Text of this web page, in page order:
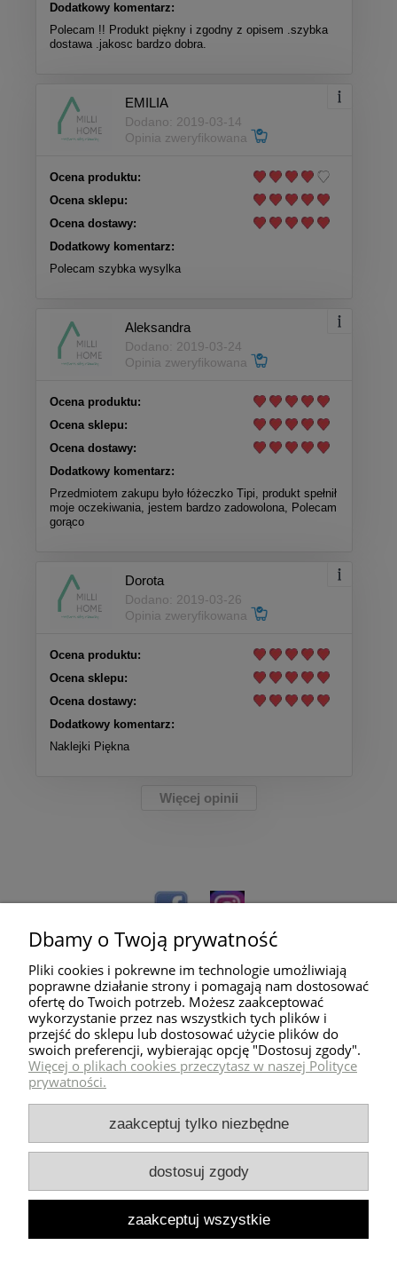
Dodatkowy komentarz:
Polecam !! Produkt piękny i zgodny z opisem .szybka
dostawa .jakosc bardzo dobra.
EMILIA
Dodano: 2019-03-14
Opinia zweryfikowana
Ocena produktu:
Ocena sklepu:
Ocena dostawy:
Dodatkowy komentarz:
Polecam szybka wysylka
Aleksandra
Dodano: 2019-03-24
Opinia zweryfikowana
Ocena produktu:
Ocena sklepu:
Ocena dostawy:
Dodatkowy komentarz:
Przedmiotem zakupu było łóżeczko Tipi, produkt spełnił
moje oczekiwania, jestem bardzo zadowolona, Polecam
gorąco
Dorota
Dodano: 2019-03-26
Opinia zweryfikowana
Ocena produktu:
Ocena sklepu:
Ocena dostawy:
Dodatkowy komentarz:
Naklejki Piękna
Więcej opinii
Pomoc
Moje konto
Zwroty i reklamacje
Milli Home
Dbamy o Twoją prywatność
Pliki cookies i pokrewne im technologie umożliwiają
poprawne działanie strony i pomagają nam dostosować
ofertę do Twoich potrzeb. Możesz zaakceptować
wykorzystanie przez nas wszystkich tych plików i
przejść do sklepu lub dostosować użycie plików do
swoich preferencji, wybierając opcję "Dostosuj zgody".
Więcej o plikach cookies przeczytasz w naszej Polityce
prywatności.
zaakceptuj tylko niezbędne
dostosuj zgody
zaakceptuj wszystkie